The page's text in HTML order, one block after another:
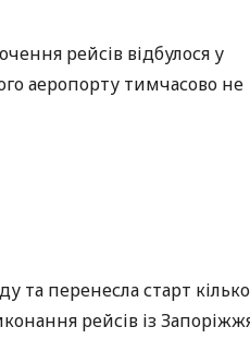
рейсів відбулося у
аеропорту тимчасово не
та перенесла старт
рейсів із